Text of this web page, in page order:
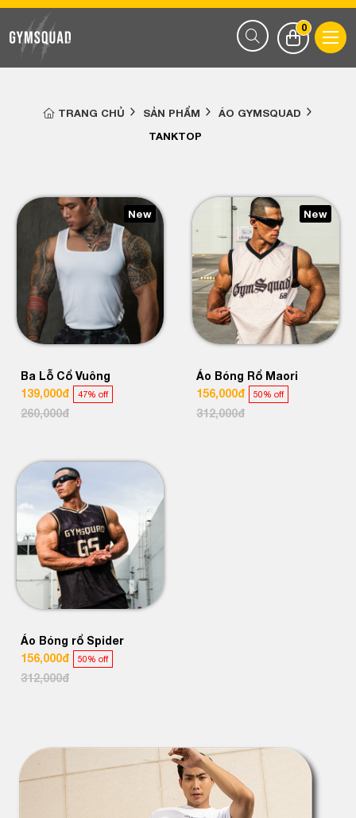
0
TRANG CHỦ SẢN PHẨM
ÁO GYMSQUAD
TANKTOP
New
Ba Lỗ Cổ Vuông
139,000đ
47% off
260,000đ
New
Áo Bóng Rổ Maori
156,000đ
50% off
312,000đ
Áo Bóng rổ Spider
156,000đ
50% off
312,000đ